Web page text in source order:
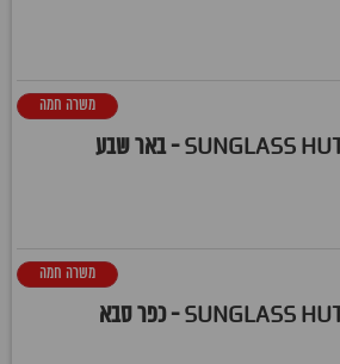
משרה חמה
משרה חמה